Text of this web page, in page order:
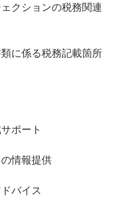
クションの税務関連
に係る税務記載箇所
ポート
情報提供
バイス